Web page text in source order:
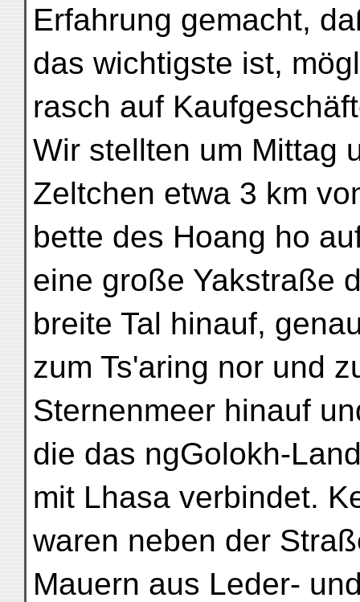
Erfahrung gemacht,
das wichtigste ist,
rasch auf
Wir stellten um Mittag
Zeltchen etwa 3 km
bette des Hoang ho
eine große Yakstraße
breite Tal hinauf,
zum Ts'aring nor und
Sternenmeer hinauf
die das ngGolokh-
mit Lhasa verbindet.
waren neben der
Mauern aus Leder-